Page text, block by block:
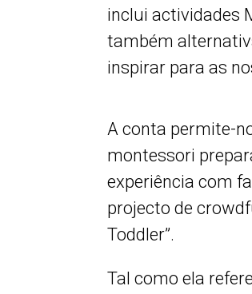
inclui actividades
também
inspirar para as
A conta permite-
montessori
experiência com
projecto de
Toddler”.
Tal como ela